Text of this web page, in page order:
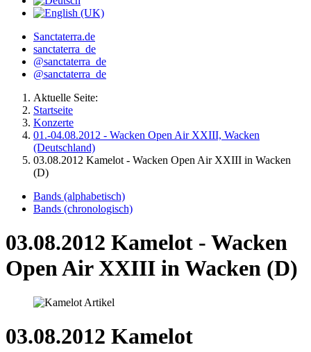
Sanctaterra.de
sanctaterra_de
@sanctaterra_de
@sanctaterra_de
Aktuelle Seite:
Startseite
Konzerte
01.-04.08.2012 - Wacken Open Air XXIII, Wacken
(Deutschland)
03.08.2012 Kamelot - Wacken Open Air XXIII in Wacken
(D)
Bands (alphabetisch)
Bands (chronologisch)
03.08.2012 Kamelot - Wacken
Open Air XXIII in Wacken (D)
03.08.2012 Kamelot